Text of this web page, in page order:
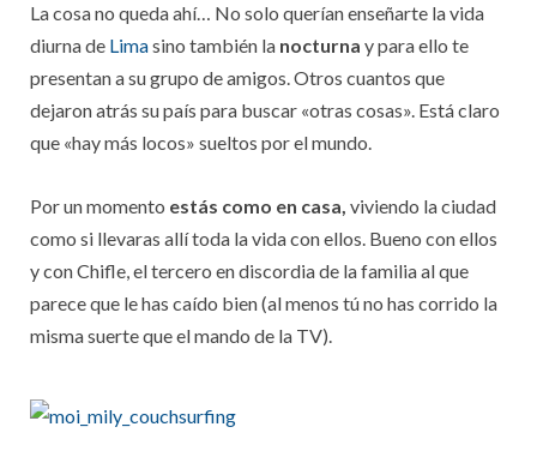
La cosa no queda ahí… No solo querían enseñarte la vida
diurna de Limasino también la nocturna y para ello te
presentan a su grupo de amigos. Otros cuantos que
dejaron atrás su país para buscar «otras cosas». Está claro
que «hay más locos» sueltos por el mundo.
Por un momento estás como en casa, viviendo la ciudad
como si llevaras allí toda la vida con ellos. Bueno con ellos
y con Chifle, el tercero en discordia de la familia al que
parece que le has caído bien (al menos tú no has corrido la
misma suerte que el mando de la TV).